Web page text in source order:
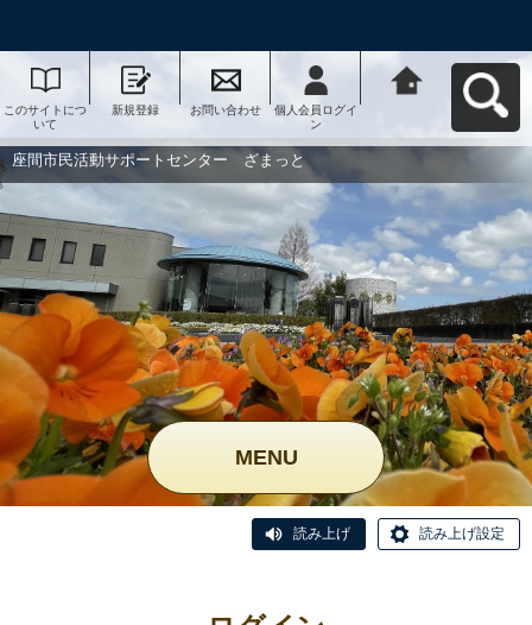
このサイトにつ
いて
新規登録 お問い合わせ
個人会員ログイ
ン
ー ざまっとへ
座間市民活動サポートセンター ざまっと
MENU
読み上げ 読み上げ設定